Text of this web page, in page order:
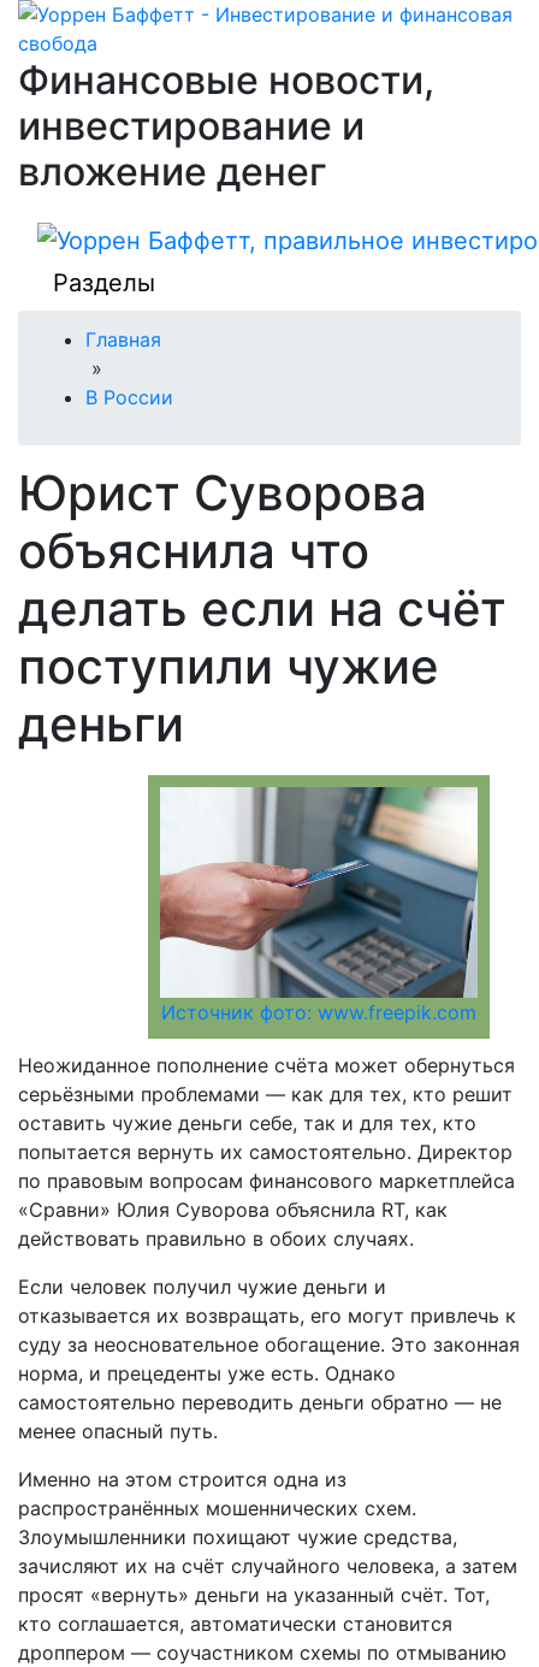
Финансовые новости,
инвестирование и
вложение денег
Разделы
Главная
»
В России
Юрист Суворова
объяснила что
делать если на счёт
поступили чужие
деньги
Источник фото: www.freepik.com
Неожиданное пополнение счёта может обернуться
серьёзными проблемами — как для тех, кто решит
оставить чужие деньги себе, так и для тех, кто
попытается вернуть их самостоятельно. Директор
по правовым вопросам финансового маркетплейса
«Сравни» Юлия Суворова объяснила RT, как
действовать правильно в обоих случаях.
Если человек получил чужие деньги и
отказывается их возвращать, его могут привлечь к
суду за неосновательное обогащение. Это законная
норма, и прецеденты уже есть. Однако
самостоятельно переводить деньги обратно — не
менее опасный путь.
Именно на этом строится одна из
распространённых мошеннических схем.
Злоумышленники похищают чужие средства,
зачисляют их на счёт случайного человека, а затем
просят «вернуть» деньги на указанный счёт. Тот,
кто соглашается, автоматически становится
дроппером — соучастником схемы по отмыванию